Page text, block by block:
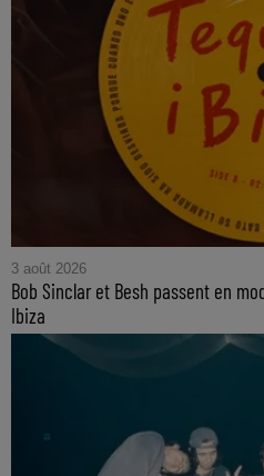
3 août 2026
Bob Sinclar et Besh passent en
Ibiza